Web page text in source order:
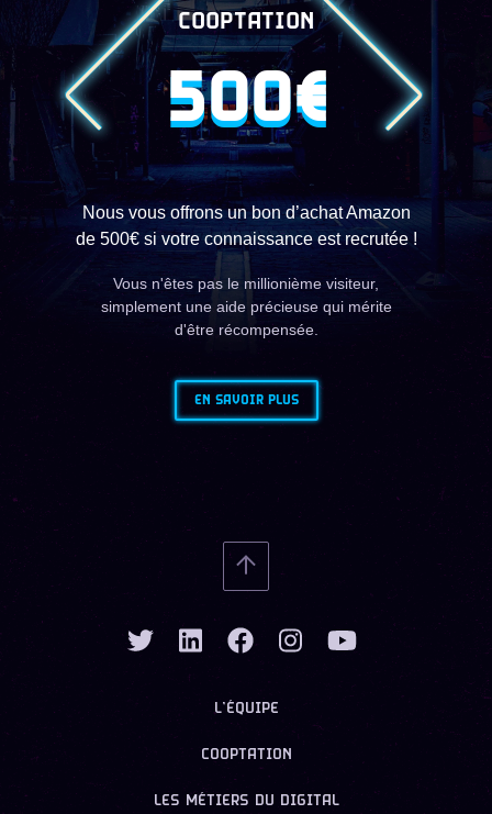
COOPTATION
500€
Nous vous offrons un bon d’achat Amazon
de 500€ si votre connaissance est recrutée !
Vous n'êtes pas le millionième visiteur,
simplement une aide précieuse qui mérite
d'être récompensée.
EN SAVOIR PLUS
L’ÉQUIPE
COOPTATION
LES MÉTIERS DU DIGITAL